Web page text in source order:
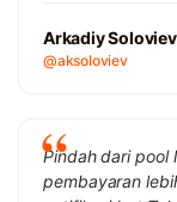
Arkadiy Soloviev
@aksoloviev
Pindah dari pool
pembayaran